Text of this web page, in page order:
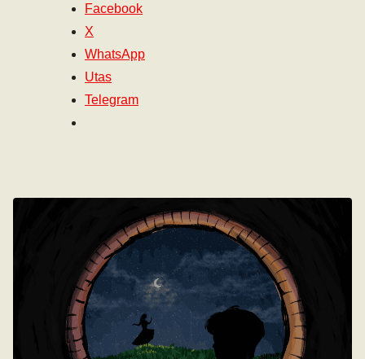
Facebook
X
WhatsApp
Utas
Telegram